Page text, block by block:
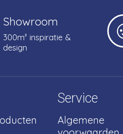
Showroom
300m² inspiratie &
design
Service
Algemene